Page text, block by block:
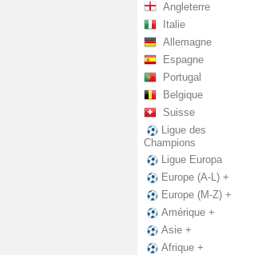
Angleterre
Italie
Allemagne
Espagne
Portugal
Belgique
Suisse
Ligue des
Champions
Ligue Europa
Europe (A-L) +
Europe (M-Z) +
Amérique +
Asie +
Afrique +